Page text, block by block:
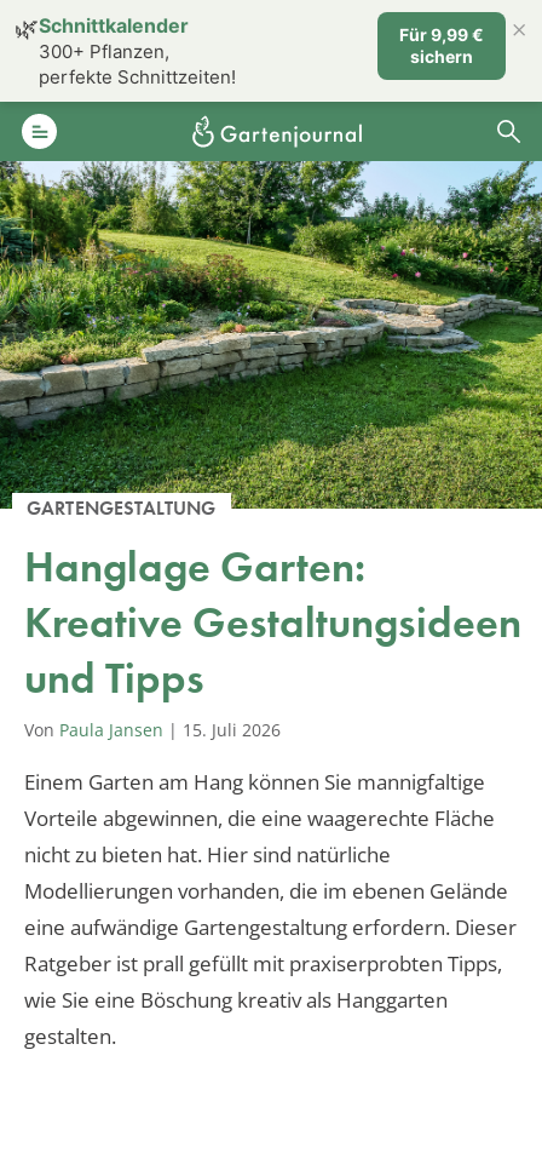
GARTENGESTALTUNG
Hanglage Garten:
Kreative Gestaltungsideen
und Tipps
Von Paula Jansen | 15. Juli 2026
Einem Garten am Hang können Sie mannigfaltige
Vorteile abgewinnen, die eine waagerechte Fläche
nicht zu bieten hat. Hier sind natürliche
Modellierungen vorhanden, die im ebenen Gelände
eine aufwändige Gartengestaltung erfordern. Dieser
Ratgeber ist prall gefüllt mit praxiserprobten Tipps,
wie Sie eine Böschung kreativ als Hanggarten
gestalten.
🌿Schnittkalender
300+ Pflanzen,
perfekte Schnittzeiten!
Für 9,99 €
sichern
×